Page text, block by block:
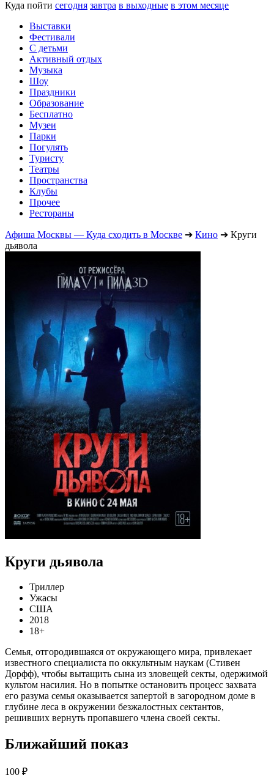
Куда пойти сегодня завтра в выходные в этом месяце
Выставки
Фестивали
С детьми
Активный отдых
Музыка
Шоу
Праздники
Образование
Бесплатно
Музеи
Парки
Погулять
Туристу
Театры
Пространства
Клубы
Прочее
Рестораны
Афиша Москвы — Куда сходить в Москве ➔ Кино ➔ Круги
дьявола
Круги дьявола
Триллер
Ужасы
США
2018
18+
Семья, отгородившаяся от окружающего мира, привлекает
известного специалиста по оккультным наукам (Стивен
Дорфф), чтобы вытащить сына из зловещей секты, одержимой
культом насилия. Но в попытке остановить процесс захвата
его разума семья оказывается запертой в загородном доме в
глубине леса в окружении безжалостных сектантов,
решивших вернуть пропавшего члена своей секты.
Ближайший показ
100 ₽